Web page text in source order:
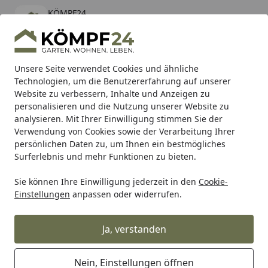
Unsere Seite verwendet Cookies und ähnliche
Technologien, um die Benutzererfahrung auf unserer
Website zu verbessern, Inhalte und Anzeigen zu
personalisieren und die Nutzung unserer Website zu
analysieren. Mit Ihrer Einwilligung stimmen Sie der
Verwendung von Cookies sowie der Verarbeitung Ihrer
persönlichen Daten zu, um Ihnen ein bestmögliches
Surferlebnis und mehr Funktionen zu bieten.
Sie können Ihre Einwilligung jederzeit in den Cookie-
Einstellungen anpassen oder widerrufen.
Ja, verstanden
Nein, Einstellungen öffnen
KÖMPF24
kostenlos - Im App Store
Hotline
Alle Produkte
Mein Konto
Suchen
Karibu Pools inkl. gratis Sandfilteranlage & Pool-
Starterset (Gesamtwert bis 468,99€)
Startseite
Teich Teichfilter Mehrkammerfilter für den Teich
Pontec Durchlauffilter MultiClear